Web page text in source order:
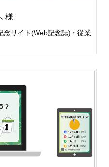
様
念サイト(Web記念誌)・従業